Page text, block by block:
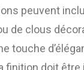
peuvent
de clous
touche
finition doit